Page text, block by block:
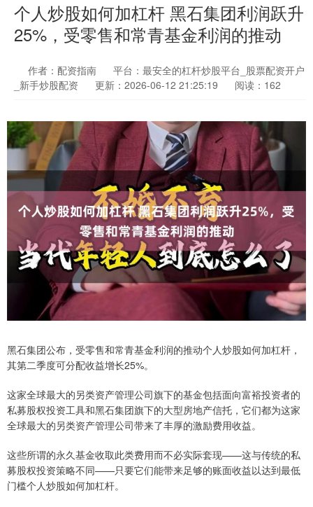
个人炒股如何加杠杆 黑石集团利润跃升
25%，受零售和常青基金利润的推动
作者：配资指南
平台：最安全的杠杆炒股平台_股票配资开户
_新手炒股配资
更新：2026-06-12 21:25:19 阅读：162
黑石集团公布，受零售和常青基金利润的推动个人炒股如何加杠杆，
其第二季度可分配收益增长25%。
这家全球最大的另类资产管理公司旗下的基金包括面向富裕投资者的
私募股权投资工具和黑石集团旗下的大型房地产信托，它们都为这家
全球最大的另类资产管理公司带来了丰厚的激励费用收益。
这些所谓的永久基金收取此类费用而不必实际套现——这与传统的私
募股权投资策略不同——只要它们能带来足够的账面收益以达到最低
门槛个人炒股如何加杠杆。